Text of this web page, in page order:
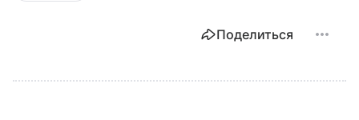
Поделиться